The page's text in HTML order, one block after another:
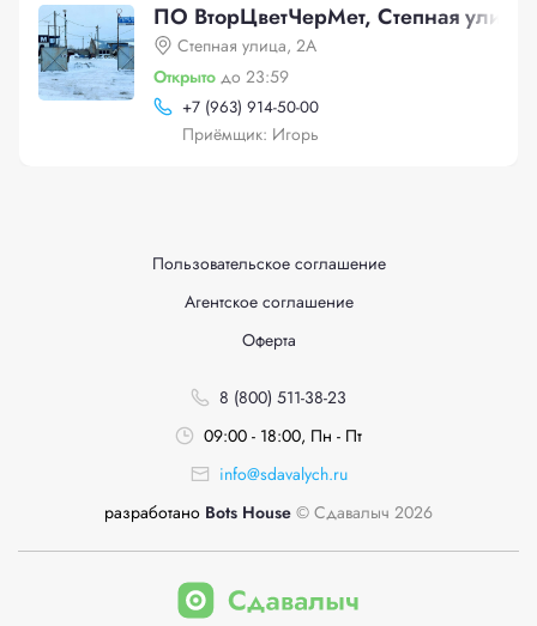
ПО ВторЦветЧерМет, Степная
Степная улица, 2А
Открыто до 23:59
+7 (963) 914-50-00
Приёмщик: Игорь
Пользовательское соглашение
Агентское соглашение
Оферта
8 (800) 511-38-23
09:00 - 18:00, Пн - Пт
info@sdavalych.ru
разработано Bots House © Сдавалыч 2026